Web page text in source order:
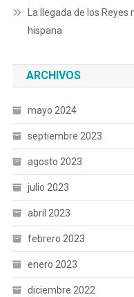
La llegada de los
hispana
ARCHIVOS
mayo 2024
septiembre 2023
agosto 2023
julio 2023
abril 2023
febrero 2023
enero 2023
diciembre 2022